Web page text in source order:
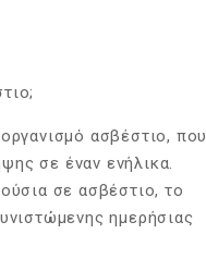
ασβέστιο, που
σε έναν ενήλικα.
σε ασβέστιο, το
ημερήσιας